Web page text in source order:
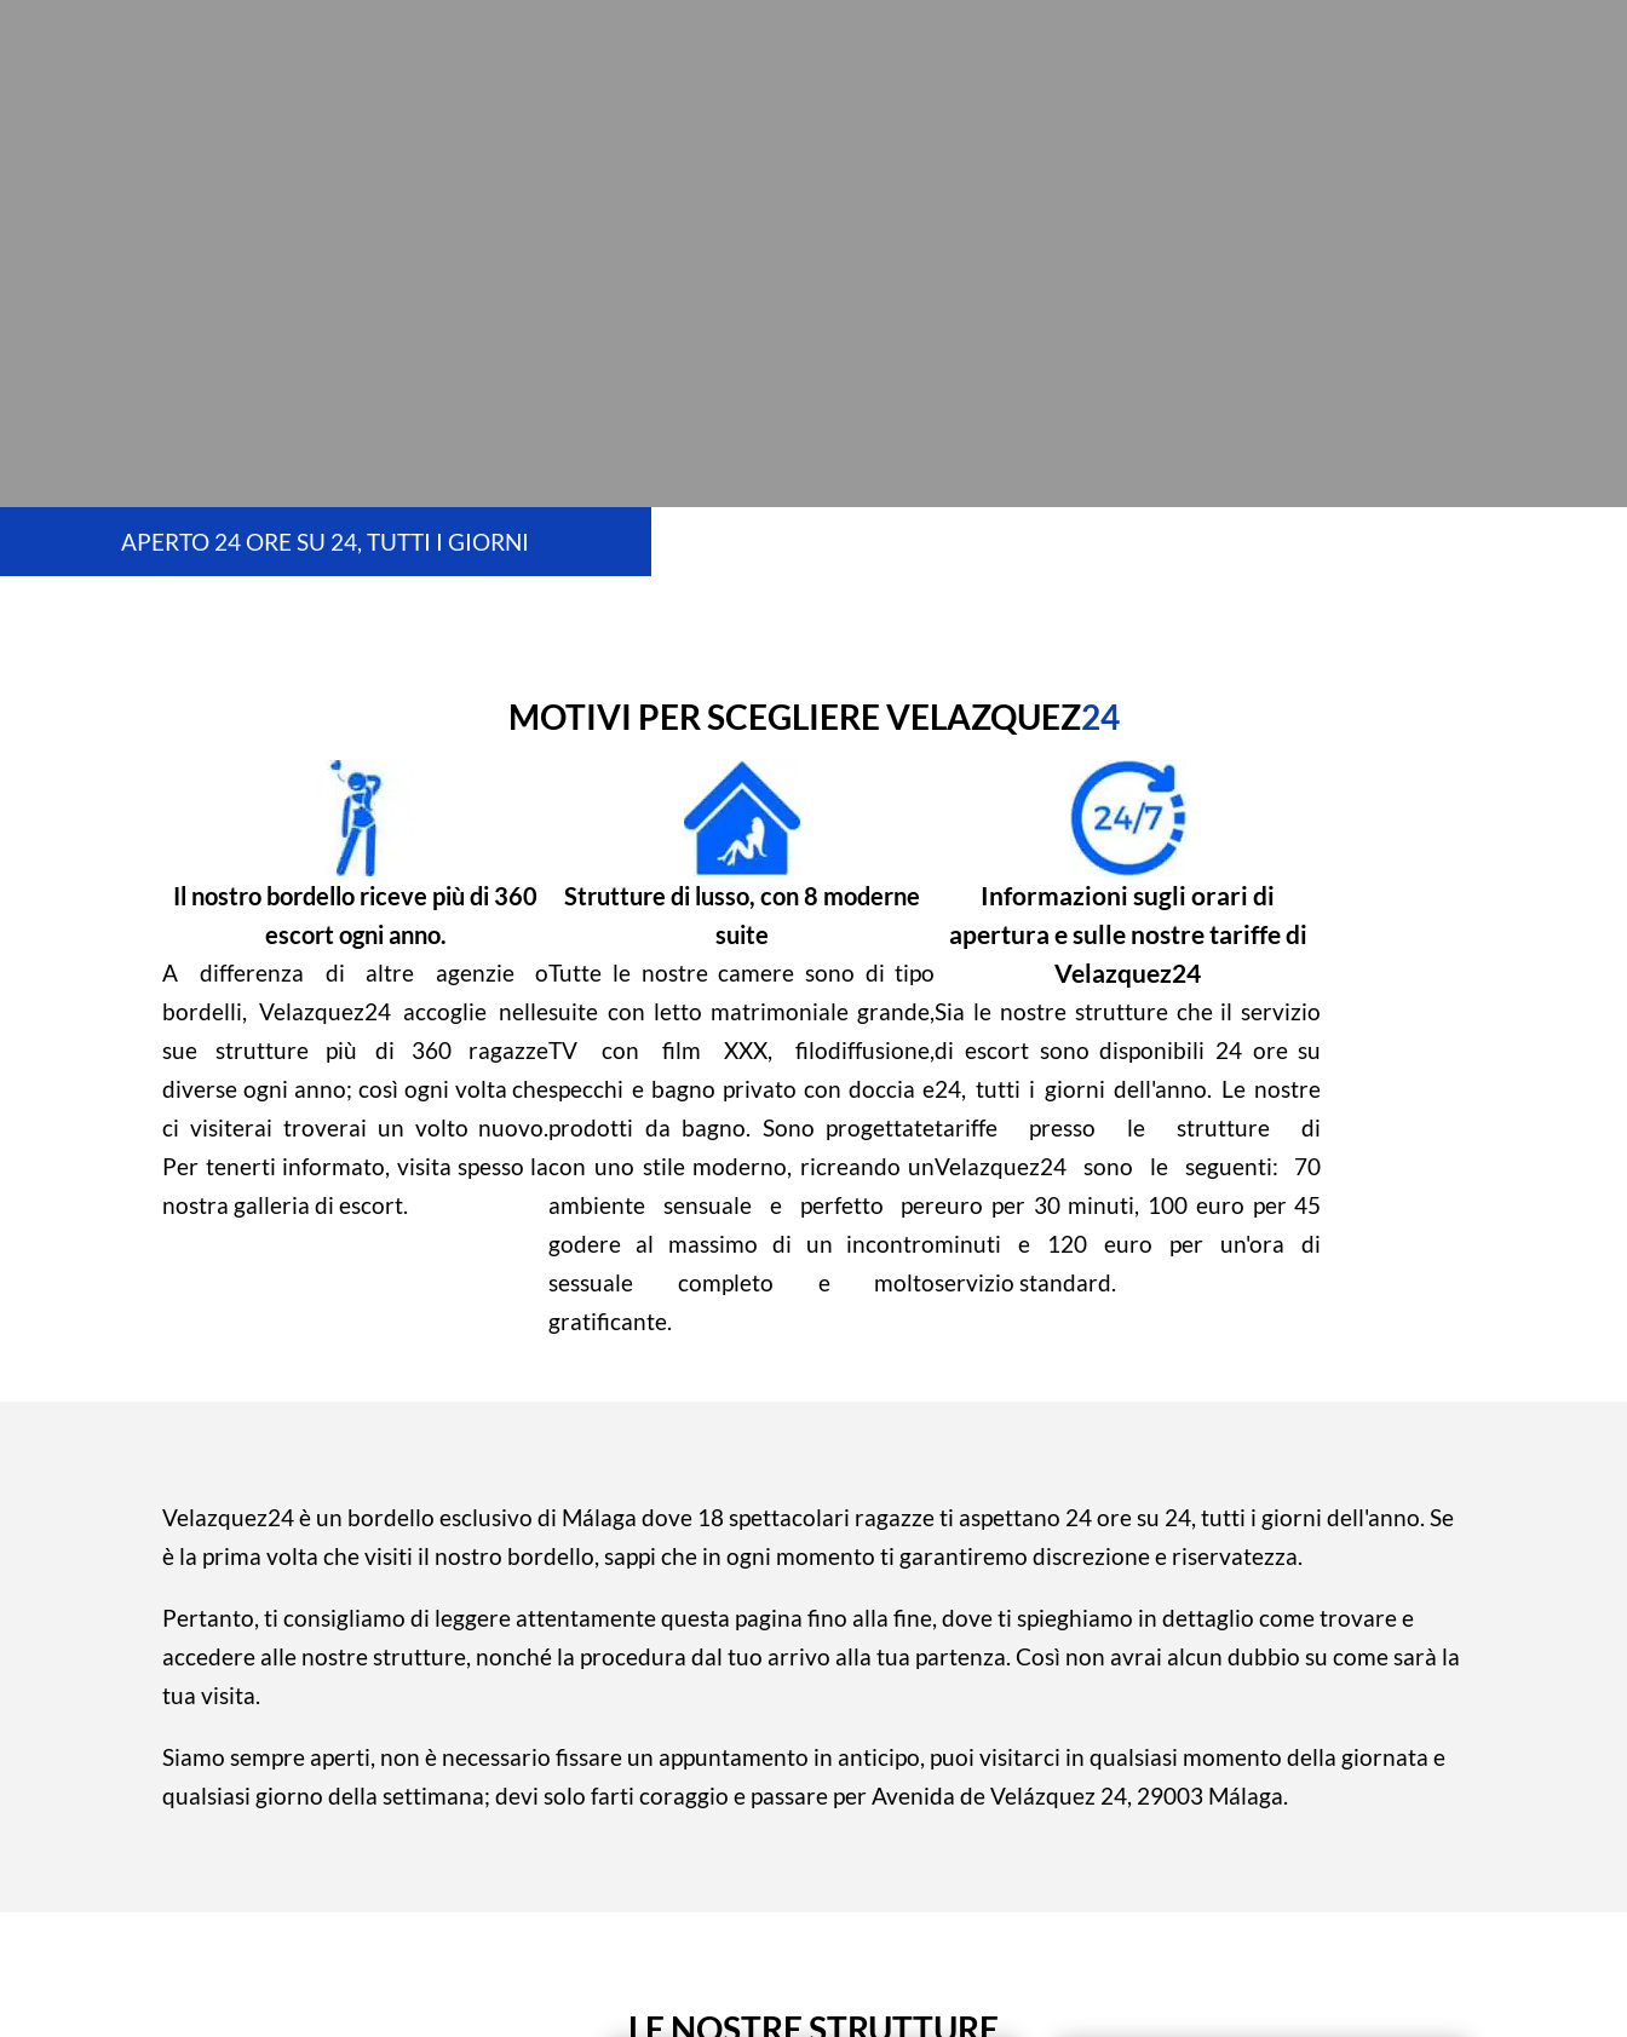
APERTO 24 ORE SU 24, TUTTI I GIORNI
MOTIVI PER SCEGLIERE VELAZQUEZ24
Il nostro bordello riceve più di 360
escort ogni anno.
A differenza di altre agenzie o
bordelli, Velazquez24 accoglie nelle
sue strutture più di 360 ragazze
diverse ogni anno; così ogni volta che
ci visiterai troverai un volto nuovo.
Per tenerti informato, visita spesso la
nostra galleria di escort.
Strutture di lusso, con 8 moderne
suite
Tutte le nostre camere sono di tipo
suite con letto matrimoniale grande,
TV con film XXX, filodiffusione,
specchi e bagno privato con doccia e
prodotti da bagno. Sono progettate
con uno stile moderno, ricreando un
ambiente sensuale e perfetto per
godere al massimo di un incontro
sessuale completo e molto
gratificante.
Informazioni sugli orari di
apertura e sulle nostre tariffe di
Velazquez24
Sia le nostre strutture che il servizio
di escort sono disponibili 24 ore su
24, tutti i giorni dell'anno. Le nostre
tariffe presso le strutture di
Velazquez24 sono le seguenti: 70
euro per 30 minuti, 100 euro per 45
minuti e 120 euro per un'ora di
servizio standard.
Velazquez24 è un bordello esclusivo di Málaga dove 18 spettacolari ragazze ti aspettano 24 ore su 24, tutti i giorni dell'anno. Se
è la prima volta che visiti il nostro bordello, sappi che in ogni momento ti garantiremo discrezione e riservatezza.
Pertanto, ti consigliamo di leggere attentamente questa pagina fino alla fine, dove ti spieghiamo in dettaglio come trovare e
accedere alle nostre strutture, nonché la procedura dal tuo arrivo alla tua partenza. Così non avrai alcun dubbio su come sarà la
tua visita.
Siamo sempre aperti, non è necessario fissare un appuntamento in anticipo, puoi visitarci in qualsiasi momento della giornata e
qualsiasi giorno della settimana; devi solo farti coraggio e passare per Avenida de Velázquez 24, 29003 Málaga.
LE NOSTRE STRUTTURE